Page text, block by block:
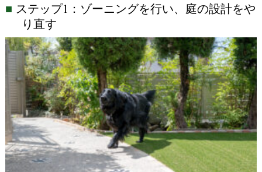
ステップ1 ：ゾーニングを行い、庭の設計をや
り直す